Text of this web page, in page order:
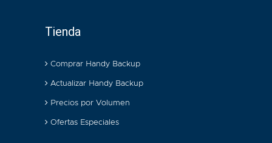
Tienda
Comprar Handy Backup
Actualizar Handy Backup
Precios por Volumen
Ofertas Especiales